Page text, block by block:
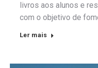
livros aos alunos e
com o objetivo de
Ler mais